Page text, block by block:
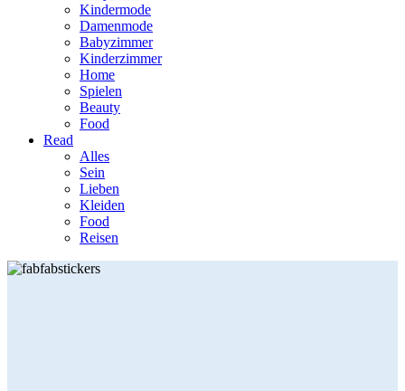
Kindermode
Damenmode
Babyzimmer
Kinderzimmer
Home
Spielen
Beauty
Food
Read
Alles
Sein
Lieben
Kleiden
Food
Reisen